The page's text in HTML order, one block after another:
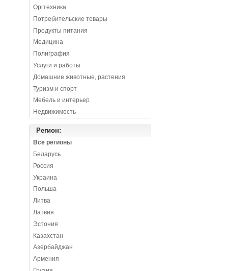
Оргтехника
Потребительские товары
Продукты питания
Медицина
Полиграфия
Услуги и работы
Домашние животные, растения
Туризм и спорт
Мебель и интерьер
Недвижимость
Регион:
Все регионы
Беларусь
Россия
Украина
Польша
Литва
Латвия
Эстония
Казахстан
Азербайджан
Армения